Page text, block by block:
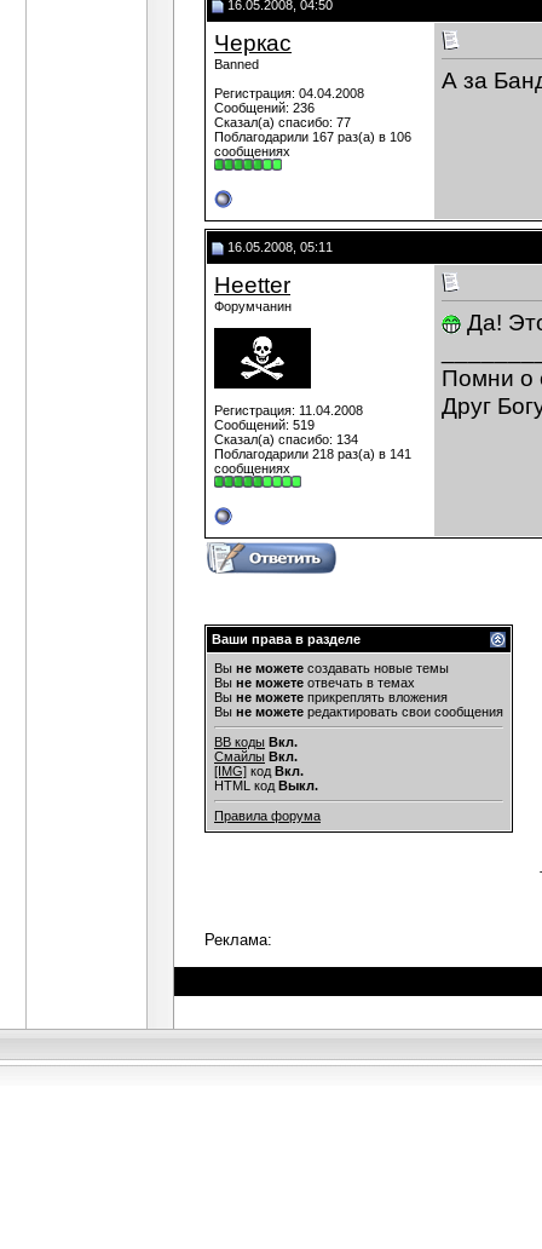
16.05.2008, 04:50
Черкас
Banned
Регистрация: 04.04.2008
Сообщений: 236
Сказал(а) спасибо: 77
Поблагодарили 167 раз(а) в 106
сообщениях
А за
16.05.2008, 05:11
Heetter
Форумчанин
Регистрация: 11.04.2008
Сообщений: 519
Сказал(а) спасибо: 134
Поблагодарили 218 раз(а) в 141
сообщениях
Да!
Помни о
Друг
Ваши права в разделе
Вы не можете создавать новые темы
Вы не можете отвечать в темах
Вы не можете прикреплять вложения
Вы не можете редактировать свои сообщения
BB коды Вкл.
Смайлы Вкл.
[IMG] код Вкл.
HTML код Выкл.
Правила форума
Реклама: